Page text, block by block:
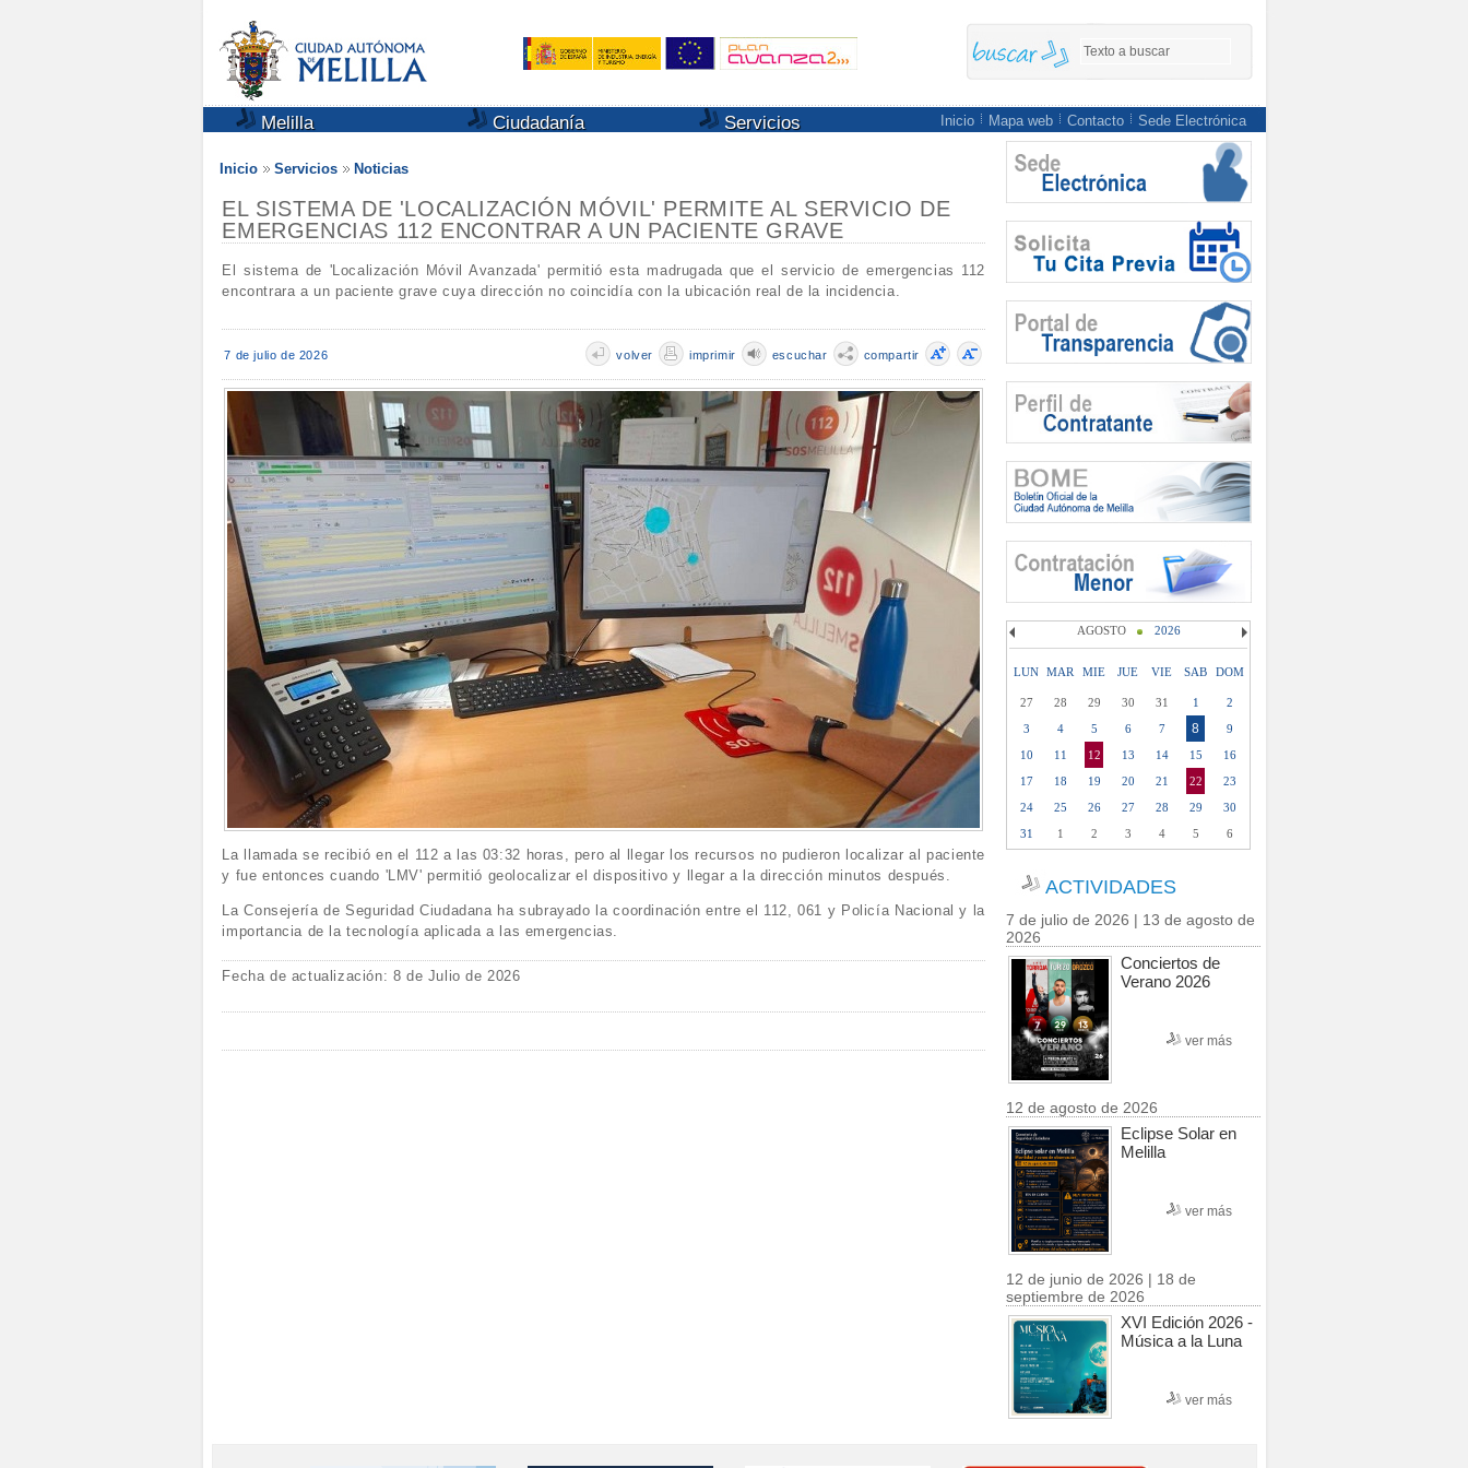
Melilla Ciudadanía Servicios Inicio Mapa web Contacto Sede Electrónica
Inicio Servicios Noticias
EL SISTEMA DE 'LOCALIZACIÓN MÓVIL' PERMITE AL SERVICIO DE
EMERGENCIAS 112 ENCONTRAR A UN PACIENTE GRAVE
El sistema de 'Localización Móvil Avanzada' permitió esta madrugada que el servicio de emergencias 112
encontrara a un paciente grave cuya dirección no coincidía con la ubicación real de la incidencia.
7 de julio de 2026 compartir
escuchar
imprimir
volver
La llamada se recibió en el 112 a las 03:32 horas, pero al llegar los recursos no pudieron localizar al paciente
y fue entonces cuando 'LMV' permitió geolocalizar el dispositivo y llegar a la dirección minutos después.
La Consejería de Seguridad Ciudadana ha subrayado la coordinación entre el 112, 061 y Policía Nacional y la
importancia de la tecnología aplicada a las emergencias.
Fecha de actualización: 8 de Julio de 2026
AGOSTO 2026
LUN MAR MIE JUE VIE SAB DOM
27 28 29 30 31 1
2
3
4 5 6 7 8
9
10
11 12 13 14 15
16
17
18 19 20 21 22
23
24
25 26 27 28 29
30
31
1 2 3 4 5 6
ACTIVIDADES
7 de julio de 2026 | 13 de agosto de
2026
Conciertos de
Verano 2026
ver más
12 de agosto de 2026
Eclipse Solar en
Melilla
ver más
12 de junio de 2026 | 18 de
septiembre de 2026
XVI Edición 2026 -
Música a la Luna
ver más